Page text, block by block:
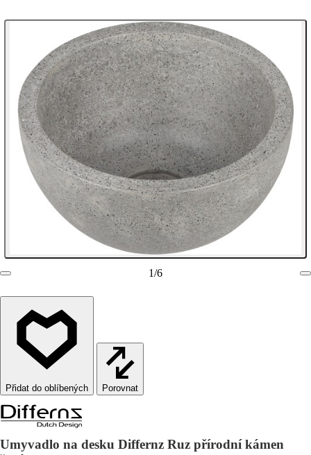
1/6
Porovnat
Umyvadlo na desku Differnz Ruz přírodní kámen